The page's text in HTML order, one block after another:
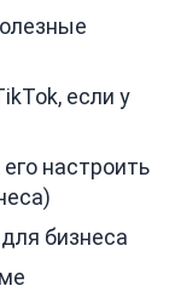
если у
настроить
бизнеса